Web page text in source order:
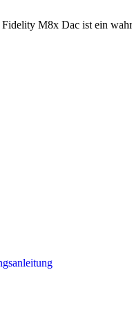
M8x Dac ist ein